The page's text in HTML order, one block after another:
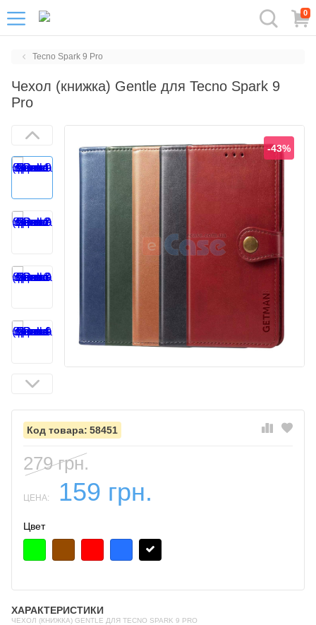
0
Tecno Spark 9 Pro
Чехол (книжка) Gentle для Tecno Spark 9
Pro
-43%
58451
279 грн.
ЦЕНА: 159 грн.
Цвет
ХАРАКТЕРИСТИКИ
ЧЕХОЛ (КНИЖКА) GENTLE ДЛЯ TECNO SPARK 9 PRO